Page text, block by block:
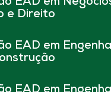
e Direito
EAD em